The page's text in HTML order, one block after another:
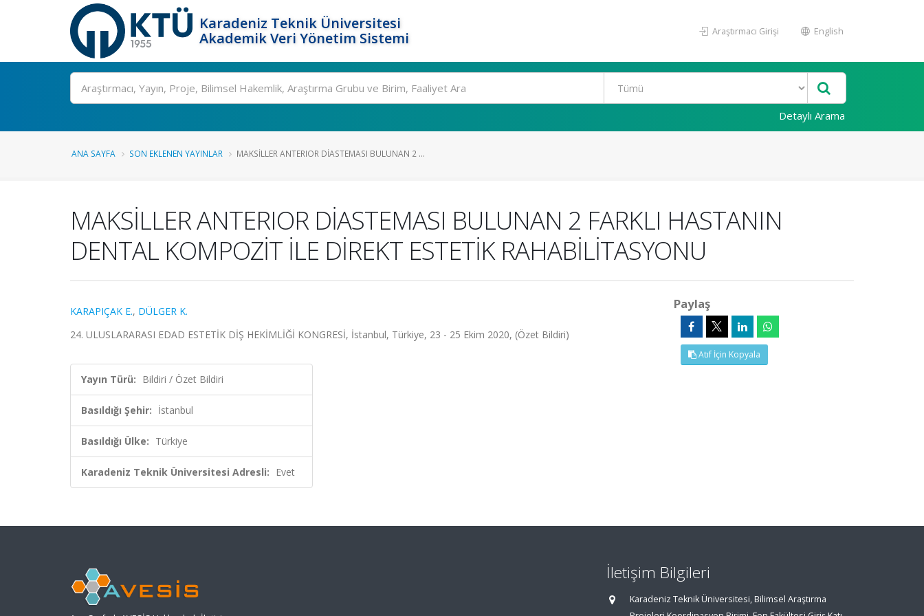
Karadeniz Teknik Üniversitesi
Akademik Veri Yönetim Sistemi
Araştırmacı Girişi English
Ara
Detaylı Arama
ANA SAYFA SON EKLENEN YAYINLAR MAKSİLLER ANTERIOR DİASTEMASI BULUNAN 2 ...
MAKSİLLER ANTERIOR DİASTEMASI BULUNAN 2 FARKLI HASTANIN
DENTAL KOMPOZİT İLE DİREKT ESTETİK RAHABİLİTASYONU
KARAPIÇAK E., DÜLGER K.
24. ULUSLARARASI EDAD ESTETİK DİŞ HEKİMLİĞİ KONGRESİ, İstanbul, Türkiye, 23 - 25 Ekim 2020, (Özet Bildiri)
Yayın Türü: Bildiri / Özet Bildiri
Basıldığı Şehir: İstanbul
Basıldığı Ülke: Türkiye
Karadeniz Teknik Üniversitesi Adresli: Evet
Paylaş
Atıf İçin Kopyala
İletişim Bilgileri
Karadeniz Teknik Üniversitesi, Bilimsel Araştırma